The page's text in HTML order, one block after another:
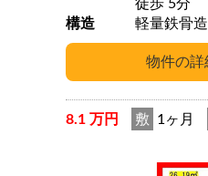
徒歩 5分
構造
軽量鉄骨造
8.1 万円 敷 1ヶ月